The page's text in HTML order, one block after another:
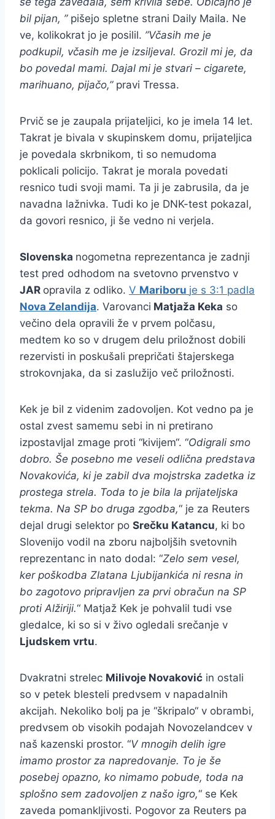
bil pijan, ” pišejo spletne strani Daily Maila. Ne
ve, kolikokrat jo je posilil. ”Včasih me je
podkupil, včasih me je izsiljeval. Grozil mi je, da
bo povedal mami. Dajal mi je stvari – cigarete,
marihuano, pijačo,”pravi Tressa.
Prvič se je zaupala prijateljici, ko je imela 14 let.
Takrat je bivala v skupinskem domu, prijateljica
je povedala skrbnikom, ti so nemudoma
poklicali policijo. Takrat je morala povedati
resnico tudi svoji mami. Ta ji je zabrusila, da je
navadna lažnivka. Tudi ko je DNK-test pokazal,
da govori resnico, ji še vedno ni verjela.
Slovenska nogometna reprezentanca je zadnji
test pred odhodom na svetovno prvenstvo v
JAR opravila z odliko. V Mariboru je s 3:1 padla
Nova Zelandija. Varovanci Matjaža Keka so
večino dela opravili že v prvem polčasu,
medtem ko so v drugem delu priložnost dobili
rezervisti in poskušali prepričati štajerskega
strokovnjaka, da si zaslužijo več priložnosti.
Kek je bil z videnim zadovoljen. Kot vedno pa je
ostal zvest samemu sebi in ni pretirano
izpostavljal zmage proti “kivijem“. “Odigrali smo
dobro. Še posebno me veseli odlična predstava
Novakovića, ki je zabil dva mojstrska zadetka iz
prostega strela. Toda to je bila la prijateljska
tekma. Na SP bo druga zgodba,“ je za Reuters
dejal drugi selektor po Srečku Katancu, ki bo
Slovenijo vodil na zboru najboljših svetovnih
reprezentanc in nato dodal: “Zelo sem vesel,
ker poškodba Zlatana Ljubijankića ni resna in
bo zagotovo pripravljen za prvi obračun na SP
proti Alžiriji.“ Matjaž Kek je pohvalil tudi vse
gledalce, ki so si v živo ogledali srečanje v
Ljudskem vrtu.
Dvakratni strelec Milivoje Novaković in ostali
so v petek blesteli predvsem v napadalnih
akcijah. Nekoliko bolj pa je “škripalo“ v obrambi,
predvsem ob visokih podajah Novozelandcev v
naš kazenski prostor. “V mnogih delih igre
imamo prostor za napredovanje. To je še
posebej opazno, ko nimamo pobude, toda na
splošno sem zadovoljen z našo igro,“ se Kek
zaveda pomankljivosti. Pogovor za Reuters pa